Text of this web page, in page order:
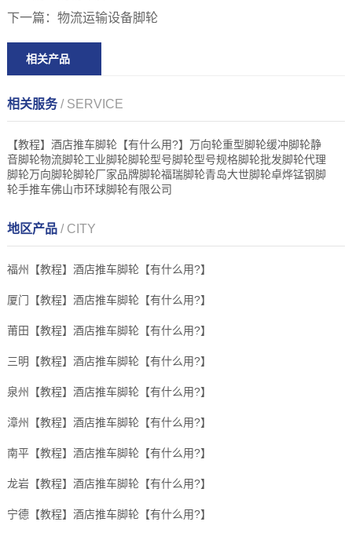
下一篇： 物流运输设备脚轮
相关产品
相关服务/ SERVICE
【教程】酒店推车脚轮【有什么用?】万向轮重型脚轮缓冲脚轮静
音脚轮物流脚轮工业脚轮脚轮型号脚轮型号规格脚轮批发脚轮代理
脚轮万向脚轮脚轮厂家品牌脚轮福瑞脚轮青岛大世脚轮卓烨锰钢脚
轮手推车佛山市环球脚轮有限公司
地区产品 / CITY
福州【教程】酒店推车脚轮【有什么用?】
厦门【教程】酒店推车脚轮【有什么用?】
莆田【教程】酒店推车脚轮【有什么用?】
三明【教程】酒店推车脚轮【有什么用?】
泉州【教程】酒店推车脚轮【有什么用?】
漳州【教程】酒店推车脚轮【有什么用?】
南平【教程】酒店推车脚轮【有什么用?】
龙岩【教程】酒店推车脚轮【有什么用?】
宁德【教程】酒店推车脚轮【有什么用?】